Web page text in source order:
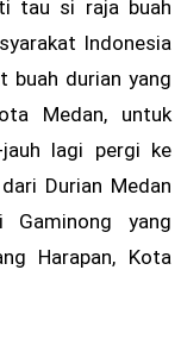
tau si raja buah
Indonesia
buah durian yang
Medan, untuk
lagi pergi ke
Durian Medan
yang
Harapan, Kota